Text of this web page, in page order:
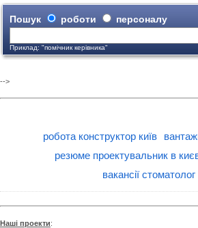
Пошук роботи персоналу
Приклад: "помічник керівника"
-->
робота конструктор київ
резюме проектувальник в
вакансії стоматолог
Наші проекти: